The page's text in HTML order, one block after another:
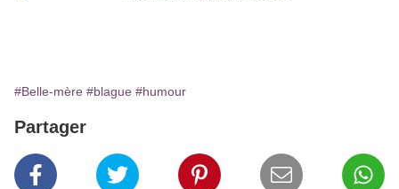
#Belle-mère #blague #humour
Partager